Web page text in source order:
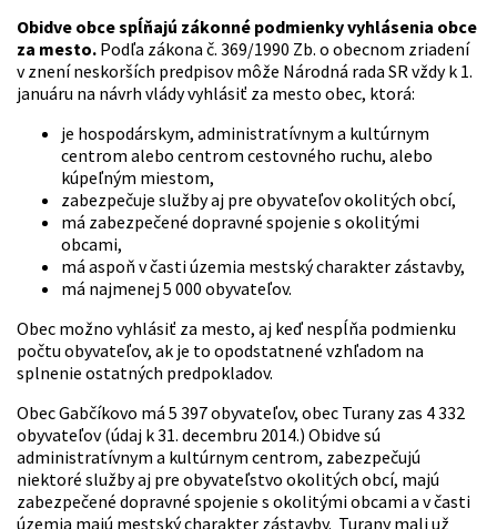
Obidve obce spĺňajú zákonné podmienky vyhlásenia obce
za mesto. Podľa zákona č. 369/1990 Zb. o obecnom zriadení
v znení neskorších predpisov môže Národná rada SR vždy k 1.
januáru na návrh vlády vyhlásiť za mesto obec, ktorá:
je hospodárskym, administratívnym a kultúrnym
centrom alebo centrom cestovného ruchu, alebo
kúpeľným miestom,
zabezpečuje služby aj pre obyvateľov okolitých obcí,
má zabezpečené dopravné spojenie s okolitými
obcami,
má aspoň v časti územia mestský charakter zástavby,
má najmenej 5 000 obyvateľov.
Obec možno vyhlásiť za mesto, aj keď nespĺňa podmienku
počtu obyvateľov, ak je to opodstatnené vzhľadom na
splnenie ostatných predpokladov.
Obec Gabčíkovo má 5 397 obyvateľov, obec Turany zas 4 332
obyvateľov (údaj k 31. decembru 2014.) Obidve sú
administratívnym a kultúrnym centrom, zabezpečujú
niektoré služby aj pre obyvateľstvo okolitých obcí, majú
zabezpečené dopravné spojenie s okolitými obcami a v časti
územia majú mestský charakter zástavby. Turany mali už